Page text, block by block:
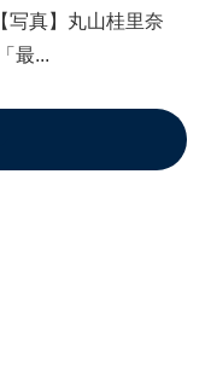
写真】丸山桂里奈
最...